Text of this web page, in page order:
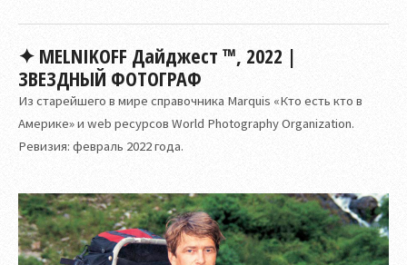
✦ MELNIKOFF Дайджест ™, 2022 |
ЗВЕЗДНЫЙ ФОТОГРАФ
Из старейшего в мире справочника Marquis «Кто есть кто в
Америке» и web ресурсов World Photography Organization.
Ревизия: февраль 2022 года.